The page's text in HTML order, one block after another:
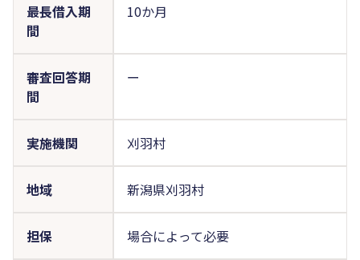
最長借入期
間
10か月
審査回答期
間
ー
実施機関 刈羽村
地域 新潟県刈羽村
担保 場合によって必要